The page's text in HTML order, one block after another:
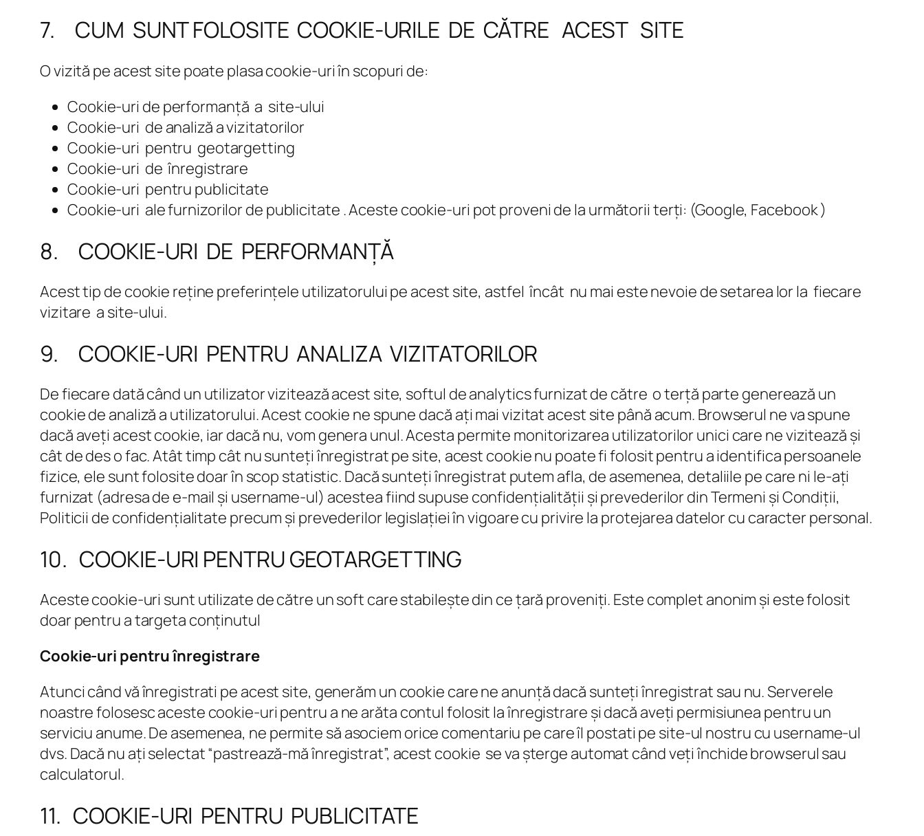
7. CUM SUNT FOLOSITE COOKIE-URILE DE CĂTRE ACEST SITE
O vizită pe acest site poate plasa cookie-uri în scopuri de:
Cookie-uri de performanță a site-ului
Cookie-uri de analiză a vizitatorilor
Cookie-uri pentru geotargetting
Cookie-uri de înregistrare
Cookie-uri pentru publicitate
Cookie-uri ale furnizorilor de publicitate . Aceste cookie-uri pot proveni de la următorii terți: (Google, Facebook )
8. COOKIE-URI DE PERFORMANȚĂ
Acest tip de cookie reține preferințele utilizatorului pe acest site, astfel încât nu mai este nevoie de setarea lor la fiecare
vizitare a site-ului.
9. COOKIE-URI PENTRU ANALIZA VIZITATORILOR
De fiecare dată când un utilizator vizitează acest site, softul de analytics furnizat de către o terță parte generează un
cookie de analiză a utilizatorului. Acest cookie ne spune dacă ați mai vizitat acest site până acum. Browserul ne va spune
dacă aveți acest cookie, iar dacă nu, vom genera unul. Acesta permite monitorizarea utilizatorilor unici care ne vizitează și
cât de des o fac. Atât timp cât nu sunteți înregistrat pe site, acest cookie nu poate fi folosit pentru a identifica persoanele
fizice, ele sunt folosite doar în scop statistic. Dacă sunteți înregistrat putem afla, de asemenea, detaliile pe care ni le-ați
furnizat (adresa de e-mail și username-ul) acestea fiind supuse confidențialității și prevederilor din Termeni și Condiții,
Politicii de confidențialitate precum și prevederilor legislației în vigoare cu privire la protejarea datelor cu caracter personal.
10. COOKIE-URI PENTRU GEOTARGETTING
Aceste cookie-uri sunt utilizate de către un soft care stabilește din ce țară proveniți. Este complet anonim și este folosit
doar pentru a targeta conținutul
Cookie-uri pentru înregistrare
Atunci când vă înregistrati pe acest site, generăm un cookie care ne anunță dacă sunteți înregistrat sau nu. Serverele
noastre folosesc aceste cookie-uri pentru a ne arăta contul folosit la înregistrare și dacă aveți permisiunea pentru un
serviciu anume. De asemenea, ne permite să asociem orice comentariu pe care îl postati pe site-ul nostru cu username-ul
dvs. Dacă nu ați selectat “pastrează-mă înregistrat”, acest cookie se va șterge automat când veți închide browserul sau
calculatorul.
11. COOKIE-URI PENTRU PUBLICITATE